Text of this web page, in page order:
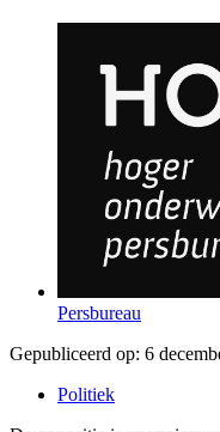
Persbureau
Gepubliceerd op: 6
Politiek